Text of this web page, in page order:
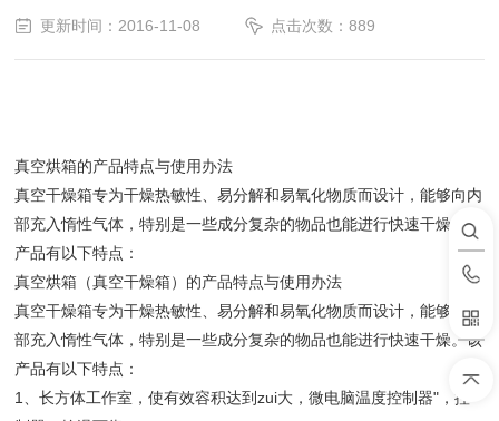
更新时间：2016-11-08 点击次数：889
真空烘箱的产品特点与使用办法
真空干燥箱专为干燥热敏性、易分解和易氧化物质而设计，能够向内
部充入惰性气体，特别是一些成分复杂的物品也能进行快速干燥。该
产品有以下特点：
真空烘箱（真空干燥箱）的产品特点与使用办法
真空干燥箱专为干燥热敏性、易分解和易氧化物质而设计，能够向内
部充入惰性气体，特别是一些成分复杂的物品也能进行快速干燥。该
产品有以下特点：
1、长方体工作室，使有效容积达到zui大，微电脑温度控制器"，控